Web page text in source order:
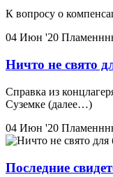
К вопросу о
04 Июн '20
Ничто не свято
Справка из
Суземке (далее…)
04 Июн '20
Последние